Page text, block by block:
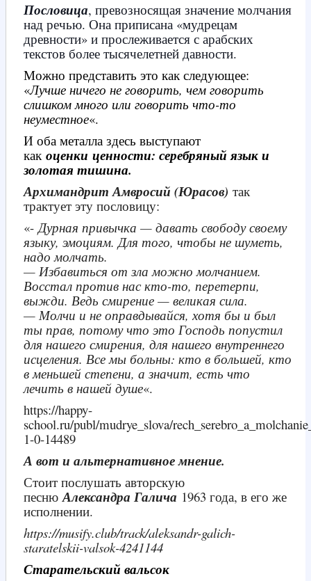
Пословица, превозносящая значение молчания
над речью. Она приписана «мудрецам
древности» и прослеживается с арабских
текстов более тысячелетней давности.
Можно представить это как следующее:
«Лучше ничего не говорить, чем говорить
слишком много или говорить что-то
неуместное«.
И оба металла здесь выступают
как оценки ценности: серебряный язык и
золотая тишина.
Архимандрит Амвросий (Юрасов) так
трактует эту пословицу:
«- Дурная привычка — давать свободу своему
языку, эмоциям. Для того, чтобы не шуметь,
надо молчать.
— Избавиться от зла можно молчанием.
Восстал против нас кто-то, перетерпи,
выжди. Ведь смирение — великая сила.
— Молчи и не оправдывайся, хотя бы и был
ты прав, потому что это Господь попустил
для нашего смирения, для нашего внутреннего
исцеления. Все мы больны: кто в большей, кто
в меньшей степени, а значит, есть что
лечить в нашей душе«.
https://happy-
school.ru/publ/mudrye_slova/
1-0-14489
А вот и альтернативное мнение.
Стоит послушать авторскую
песню Александра Галича 1963 года, в его же
исполнении.
https://musify.club/track/aleksandr-galich-
staratelskii-valsok-4241144
Старательский вальсок